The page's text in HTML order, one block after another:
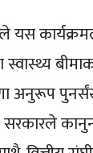
यस
सरकारले